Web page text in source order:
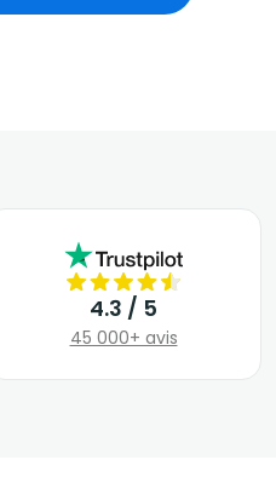
4.3 / 5
45 000+ avis